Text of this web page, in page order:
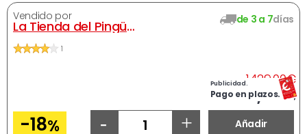
Vendido por
La Tienda del Pingüino
1
de 3 a 7días
-18%
1429,00€
Ahora
1164,00€
Publicidad.
Pago en plazos.
- + Añadir